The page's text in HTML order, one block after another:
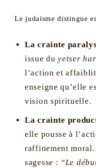
Le judaïsme distingue
La crainte
issue duyetser
l’action et
enseigne qu’elle
vision spirituelle.
La crainte
elle pousse à
raffinement
sagesse : “Le